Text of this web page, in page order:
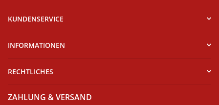
KUNDENSERVICE
INFORMATIONEN
RECHTLICHES
ZAHLUNG & VERSAND